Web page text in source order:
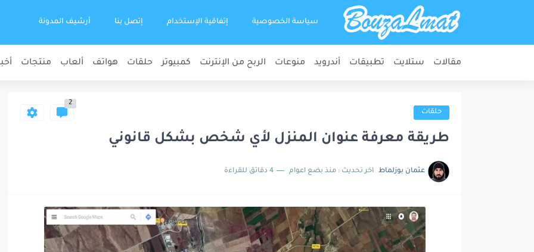
سياسة الخصوصية إتفاقية الإستخدام إتصل بنا أرشيف المدونة
مقالات ستلايت تطبيقات أندرويد منوعات الربح من الإنترنت كمبيوتر حلقات هواتف ألعاب منتجات
حلقات
2
طريقة معرفة عنوان المنزل لأي شخص بشكل قانوني
عثمان بوزلماط اخر تحديث : منذ بضع اعوام 4 دقائق للقراءة